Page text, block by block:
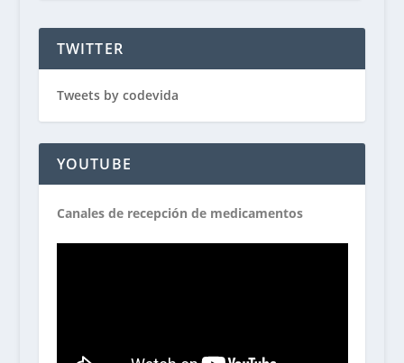
VENEZOLANOS PROTESTAN POR
FALTA DE MEDICINAS
TWITTER
Tweets by codevida
YOUTUBE
Canales de recepción de medicamentos